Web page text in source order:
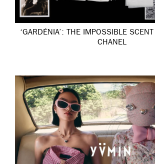
‘GARDÉNIA’: THE IMPOSSIBLE
CHANEL